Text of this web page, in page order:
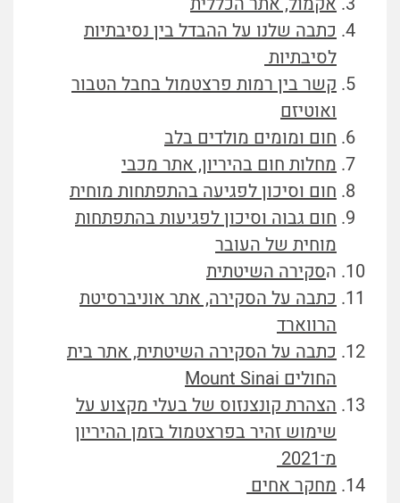
כתבה שלנו על ההבדל בין נסיבתיות
לסיבתיות
קשר בין רמות פרצטמול בחבל הטבור
ואוטיזם
חום ומומים מולדים בלב
מחלות חום בהיריון, אתר מכבי
חום וסיכון לפגיעה בהתפתחות מוחית
חום גבוה וסיכון לפגיעות בהתפתחות
מוחית של העובר
הסקירה השיטתית
כתבה על הסקירה, אתר אוניברסיטת
הרווארד
כתבה על הסקירה השיטתית, אתר בית
החולים Mount Sinai
הצהרת קונצנזוס של בעלי מקצוע על
שימוש זהיר בפרצטמול בזמן ההיריון
מ־2021
מחקר אחים